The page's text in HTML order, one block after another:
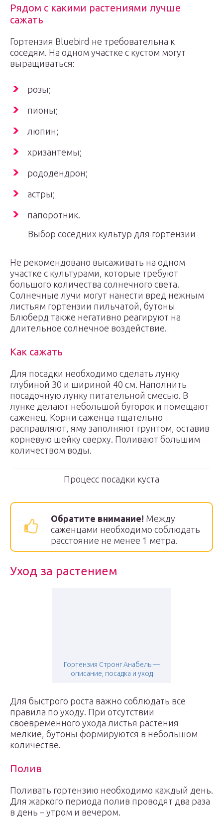
Рядом с какими растениями лучше
сажать
Гортензия Bluebird не требовательна к
соседям. На одном участке с кустом могут
выращиваться:
розы;
пионы;
люпин;
хризантемы;
рододендрон;
астры;
папоротник.
Выбор соседних культур для гортензии
Не рекомендовано высаживать на одном
участке с культурами, которые требуют
большого количества солнечного света.
Солнечные лучи могут нанести вред нежным
листьям гортензии пильчатой, бутоны
Блюберд также негативно реагируют на
длительное солнечное воздействие.
Как сажать
Для посадки необходимо сделать лунку
глубиной 30 и шириной 40 см. Наполнить
посадочную лунку питательной смесью. В
лунке делают небольшой бугорок и помещают
саженец. Корни саженца тщательно
расправляют, яму заполняют грунтом, оставив
корневую шейку сверху. Поливают большим
количеством воды.
Процесс посадки куста
Обратите внимание! Между
саженцами необходимо соблюдать
расстояние не менее 1 метра.
Уход за растением
Гортензия Стронг Анабель —
описание, посадка и уход
Для быстрого роста важно соблюдать все
правила по уходу. При отсутствии
своевременного ухода листья растения
мелкие, бутоны формируются в небольшом
количестве.
Полив
Поливать гортензию необходимо каждый день.
Для жаркого периода полив проводят два раза
в день – утром и вечером.